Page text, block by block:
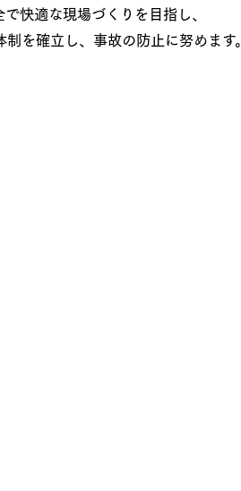
快適な現場づくりを目指し、
を確立し、事故の防止に努めます。